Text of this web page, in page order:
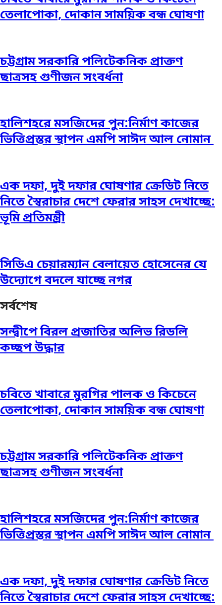
তেলাপোকা, দোকান সাময়িক বন্ধ ঘোষণা
চট্টগ্রাম সরকারি পলিটেকনিক প্রাক্তণ
ছাত্রসহ গুণীজন সংবর্ধনা
হালিশহরে মসজিদের পুন:নির্মাণ কাজের
ভিত্তিপ্রস্তর স্থাপন এমপি সাঈদ আল নোমান ‎
এক দফা, দুই দফার ঘোষণার ক্রেডিট নিতে
নিতে স্বৈরাচার দেশে ফেরার সাহস দেখাচ্ছে:
ভূমি প্রতিমন্ত্রী
সিডিএ চেয়ারম্যান বেলায়েত হোসেনের যে
উদ্যোগে বদলে যাচ্ছে নগর
সর্বশেষ
সন্দ্বীপে বিরল প্রজাতির অলিভ রিডলি
কচ্ছপ উদ্ধার
চবিতে খাবারে মুরগির পালক ও কিচেনে
তেলাপোকা, দোকান সাময়িক বন্ধ ঘোষণা
চট্টগ্রাম সরকারি পলিটেকনিক প্রাক্তণ
ছাত্রসহ গুণীজন সংবর্ধনা
হালিশহরে মসজিদের পুন:নির্মাণ কাজের
ভিত্তিপ্রস্তর স্থাপন এমপি সাঈদ আল নোমান ‎
এক দফা, দুই দফার ঘোষণার ক্রেডিট নিতে
নিতে স্বৈরাচার দেশে ফেরার সাহস দেখাচ্ছে: